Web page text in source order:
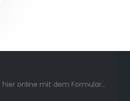
Als Tierärztin/Tierarzt jetzt hier online mit dem Formular anmelden.